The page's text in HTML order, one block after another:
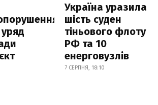
Україна уразила
шість суден
тіньового флоту
РФ та 10
енерговузлів
7 СЕРПНЯ, 18:10